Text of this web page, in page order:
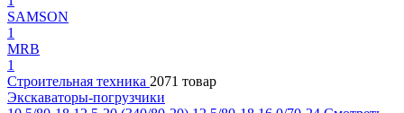
SAMSON
1
MRB
1
Строительная техника 2071 товар
Экскаваторы-погрузчики